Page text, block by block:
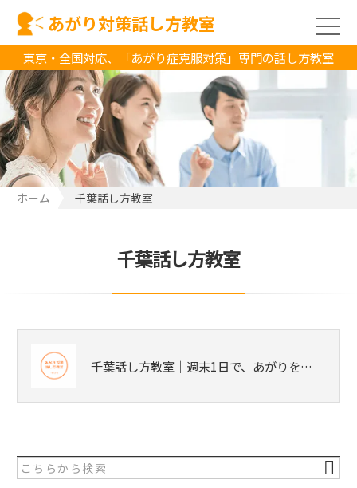
東京・全国対応、「あがり症克服対策」専門の話し方教室
あがり対策話し方教室
ホーム 千葉話し方教室
千葉話し方教室
千葉話し方教室｜週末1日で、あがりを…